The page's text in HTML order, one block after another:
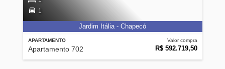
APARTAMENTO
Apartamento 702
Valor compra
R$ 592.719,50
1
Jardim Itália - Chapecó